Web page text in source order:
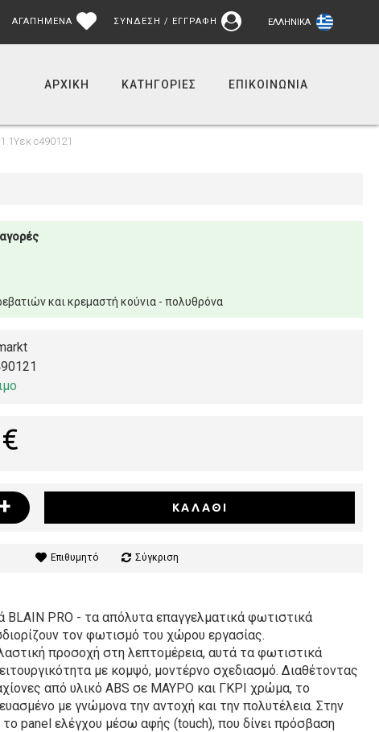
ΕΛΛΗΝΙΚΆ
ΑΓΑΠΗΜΕΝΑ ΣΥΝΔΕΣΗ / ΕΓΓΡΑΦΗ
ΑΡΧΙΚΉ ΚΑΤΗΓΟΡΙΕΣ ΕΠΙΚΟΙΝΩΝΊΑ
1Υεκ c490121
και κρεμαστή κούνια - πολυθρόνα
+ ΚΑΛΆΘΙ
Επιθυμητό Σύγκριση
BLAIN PRO - τα απόλυτα επαγγελματικά φωτιστικά
τον φωτισμό του χώρου εργασίας.
προσοχή στη λεπτομέρεια, αυτά τα φωτιστικά
με κομψό, μοντέρνο σχεδιασμό. Διαθέτοντας
από υλικό ABS σε ΜΑΥΡΟ και ΓΚΡΙ χρώμα, το
με γνώμονα την αντοχή και την πολυτέλεια. Στην
panel ελέγχου μέσω αφής (touch), που δίνει πρόσβαση